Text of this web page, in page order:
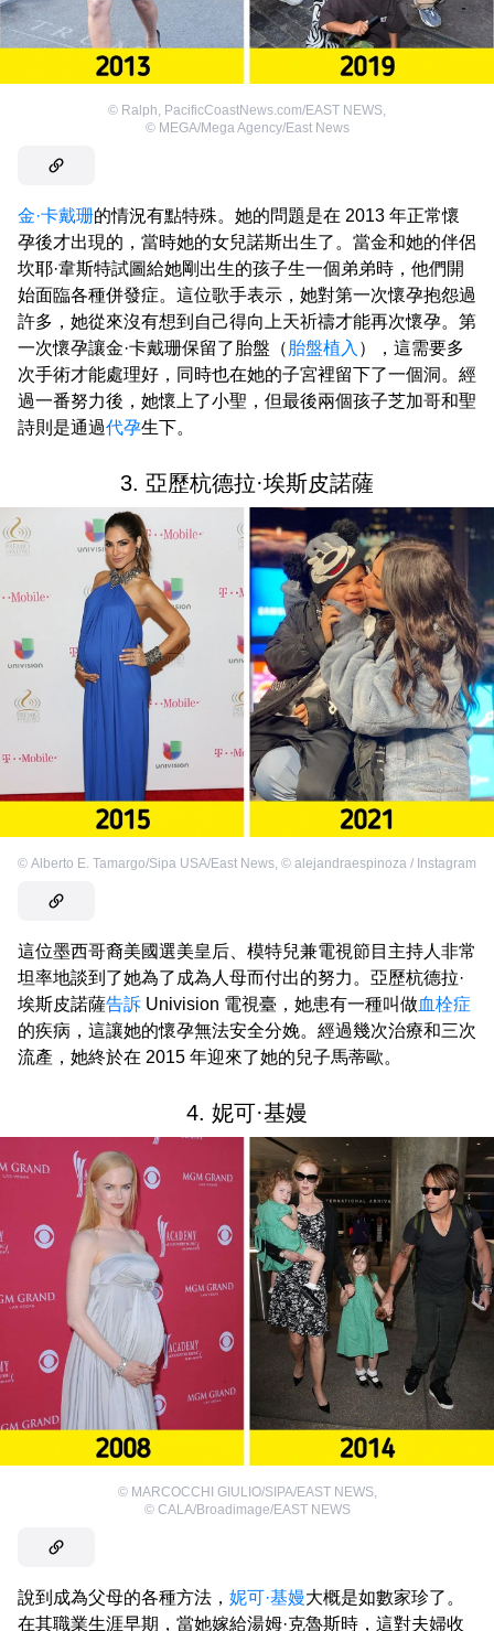
© Ralph, PacificCoastNews.com/EAST NEWS,
© MEGA/Mega Agency/East News
金·卡戴珊的情況有點特殊。她的問題是在 2013 年正常懷
孕後才出現的，當時她的女兒諾斯出生了。當金和她的伴侶
坎耶·韋斯特試圖給她剛出生的孩子生一個弟弟時，他們開
始面臨各種併發症。這位歌手表示，她對第一次懷孕抱怨過
許多，她從來沒有想到自己得向上天祈禱才能再次懷孕。第
一次懷孕讓金·卡戴珊保留了胎盤（胎盤植入 ），這需要多
次手術才能處理好，同時也在她的子宮裡留下了一個洞。經
過一番努力後，她懷上了小聖，但最後兩個孩子芝加哥和聖
詩則是通過代孕生下。
3. 亞歷杭德拉·埃斯皮諾薩
© Alberto E. Tamargo/Sipa USA/East News, © alejandraespinoza / Instagram
這位墨西哥裔美國選美皇后、模特兒兼電視節目主持人非常
坦率地談到了她為了成為人母而付出的努力。亞歷杭德拉·
埃斯皮諾薩告訴 Univision 電視臺，她患有一種叫做血栓症
的疾病，這讓她的懷孕無法安全分娩。經過幾次治療和三次
流產，她終於在 2015 年迎來了她的兒子馬蒂歐。
4. 妮可·基嫚
© MARCOCCHI GIULIO/SIPA/EAST NEWS,
© CALA/Broadimage/EAST NEWS
說到成為父母的各種方法， 妮可·基嫚大概是如數家珍了。
在其職業生涯早期，當她嫁給湯姆·克魯斯時，這對夫婦收